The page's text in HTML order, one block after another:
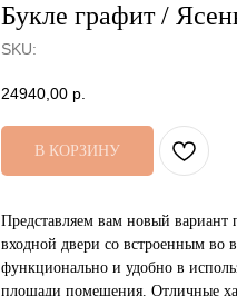
Букле графит /
SKU:
24940,00 р.
В КОРЗИНУ
Представляем вам новый
входной двери со встроенным во
функционально и удобно в
площади помещения. Отличные